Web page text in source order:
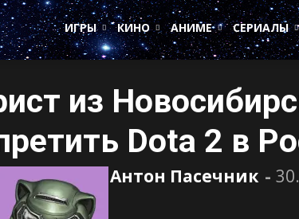
ИГРЫ
КИНО АНИМЕ СЕРИАЛЫ
из
Dota 2 в
Антон Пасечник -